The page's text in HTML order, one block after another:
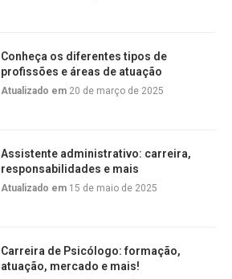
Conheça os diferentes tipos de
profissões e áreas de atuação
Atualizado em 20 de março de 2025
Assistente administrativo: carreira,
responsabilidades e mais
Atualizado em 15 de maio de 2025
Carreira de Psicólogo: formação,
atuação, mercado e mais!